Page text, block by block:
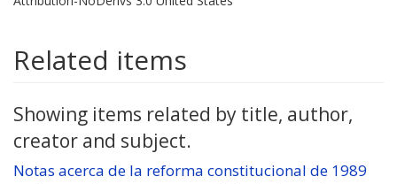
Related items
Showing items related by title, author,
creator and subject.
Notas acerca de la reforma constitucional de 1989